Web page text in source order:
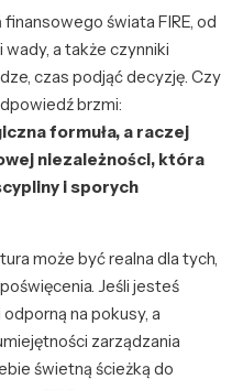
świata FIRE, od
a także czynniki
czas podjąć decyzję. Czy
brzmi:
formuła, a raczej
niezależności, która
i sporych
może być realna dla tych,
Jeśli jesteś
na pokusy, a
zarządzania
świetną ścieżką do